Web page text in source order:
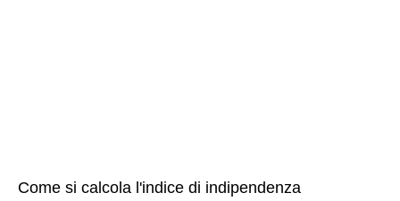
Come si calcola l'indice di indipendenza